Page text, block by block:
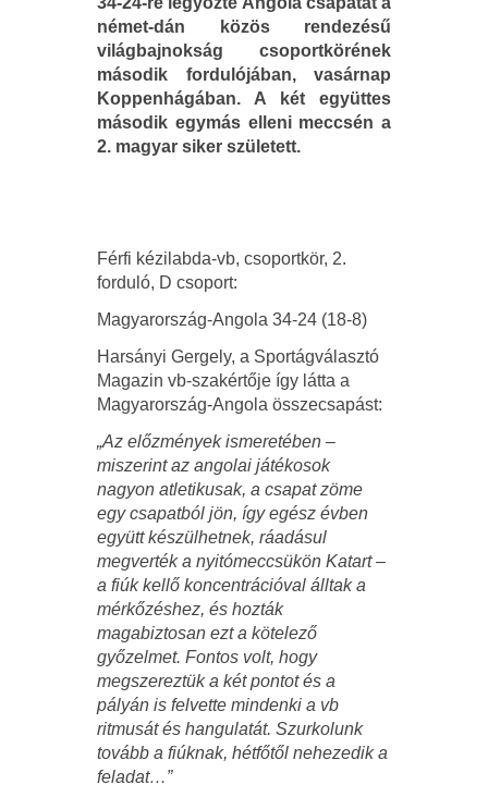
német-dán közös rendezésű
világbajnokság csoportkörének
második fordulójában, vasárnap
Koppenhágában. A két együttes
második egymás elleni meccsén a
2. magyar siker született.
Férfi kézilabda-vb, csoportkör, 2.
forduló, D csoport:
Magyarország-Angola 34-24 (18-8)
Harsányi Gergely, a Sportágválasztó
Magazin vb-szakértője így látta a
Magyarország-Angola összecsapást:
„Az előzmények ismeretében –
miszerint az angolai játékosok
nagyon atletikusak, a csapat zöme
egy csapatból jön, így egész évben
együtt készülhetnek, ráadásul
megverték a nyitómeccsükön Katart –
a fiúk kellő koncentrációval álltak a
mérkőzéshez, és hozták
magabiztosan ezt a kötelező
győzelmet. Fontos volt, hogy
megszereztük a két pontot és a
pályán is felvette mindenki a vb
ritmusát és hangulatát. Szurkolunk
tovább a fiúknak, hétfőtől nehezedik a
feladat…”